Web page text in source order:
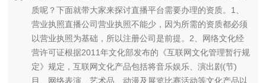
质呢？下面就带大家来探讨直播平台需要办理的资质。1、
营业执照直播公司营业执照不能少，因为所需的资质都必须
以营业执照为基础，所以注册公司是前提。2、网络文化经
营许可证根据2011年文化部发布的《互联网文化管理暂行规
定》规定，互联网文化产品包括将音乐娱乐、演出剧(节)
目、网络表演、艺术品、动漫及展览比赛活动等文化产品以